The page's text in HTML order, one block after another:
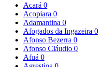
Acará 0
Acopiara 0
Adamantina 0
Afogados da Ingazeira 0
Afonso Bezerra 0
Afonso Cláudio 0
Afuá 0